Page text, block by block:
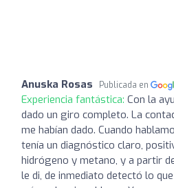
Anuska Rosas Publicada en
Experiencia fantástica: Con la
dado un giro completo. La
me habían dado. Cuando
tenía un diagnóstico claro,
hidrógeno y metano, y a partir
le di, de inmediato detectó lo